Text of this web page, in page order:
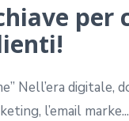
per
Nell’era digitale,
l’email marke...